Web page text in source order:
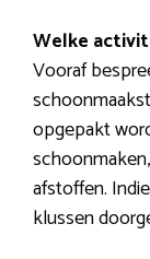
Welke
Vooraf
opgepakt
afstoffen.
klussen